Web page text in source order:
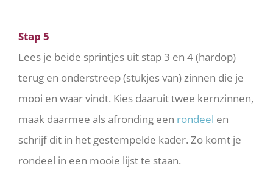
Stap 5
Lees je beide sprintjes uit stap 3 en 4 (hardop)
terug en onderstreep (stukjes van) zinnen die je
mooi en waar vindt. Kies daaruit twee kernzinnen,
maak daarmee als afronding een rondeel en
schrijf dit in het gestempelde kader. Zo komt je
rondeel in een mooie lijst te staan.